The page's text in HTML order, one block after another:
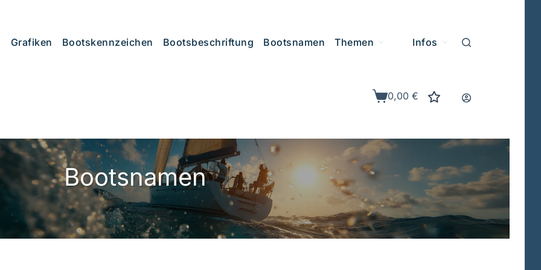
Grafiken Bootskennzeichen Bootsbeschriftung Bootsnamen Themen Infos
Warenkorb
0,00€
Bootsnamen